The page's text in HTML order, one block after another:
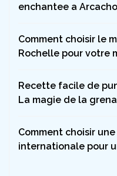
enchantee a
Comment choisir le
Rochelle pour votre
Recette facile de
La magie de la
Comment choisir
internationale pour